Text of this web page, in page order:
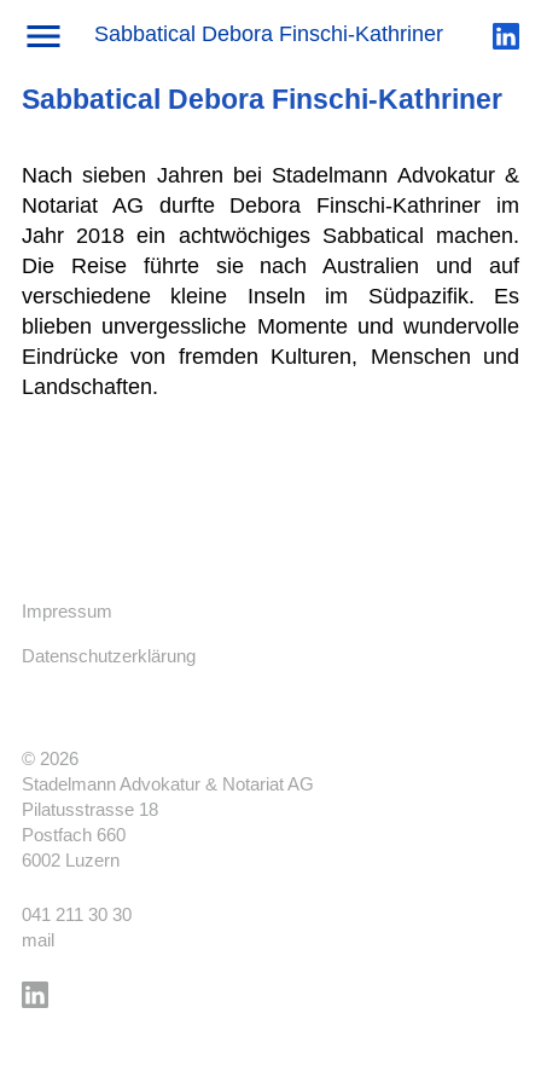
Sabbatical Debora Finschi-Kathriner
News → Sabbatical Debora Finschi-Kathriner
Sabbatical Debora Finschi-Kathriner
Nach sieben Jahren bei Stadelmann Advokatur &
Notariat AG durfte Debora Finschi-Kathriner im
Jahr 2018 ein achtwöchiges Sabbatical machen.
Die Reise führte sie nach Australien und auf
verschiedene kleine Inseln im Südpazifik. Es
blieben unvergessliche Momente und wundervolle
Eindrücke von fremden Kulturen, Menschen und
Landschaften.
© 2026
Stadelmann Advokatur & Notariat AG
Pilatusstrasse 18
Postfach 660
6002 Luzern
041 211 30 30
mail
Impressum
Datenschutzerklärung